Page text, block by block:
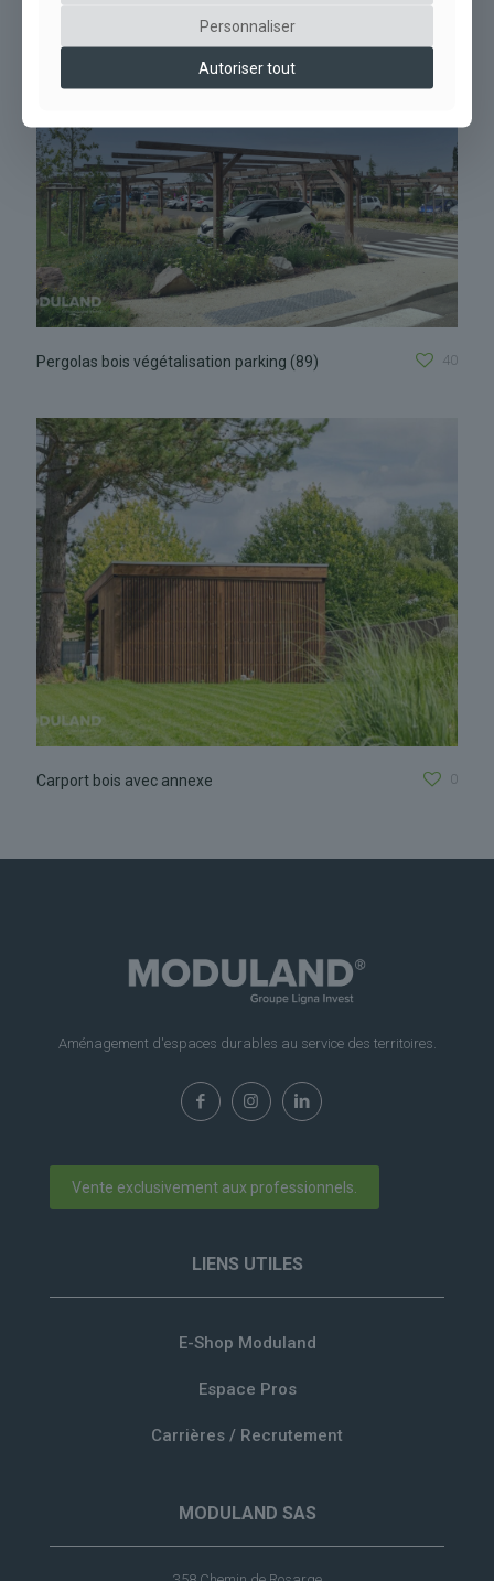
Pergolas bois végétalisation parking (89) 40
Carport bois avec annexe 0
Aménagement d'espaces durables au service des territoires.
Vente exclusivement aux professionnels.
LIENS UTILES
E-Shop Moduland
Espace Pros
Carrières / Recrutement
MODULAND SAS
Personnaliser
Autoriser tout